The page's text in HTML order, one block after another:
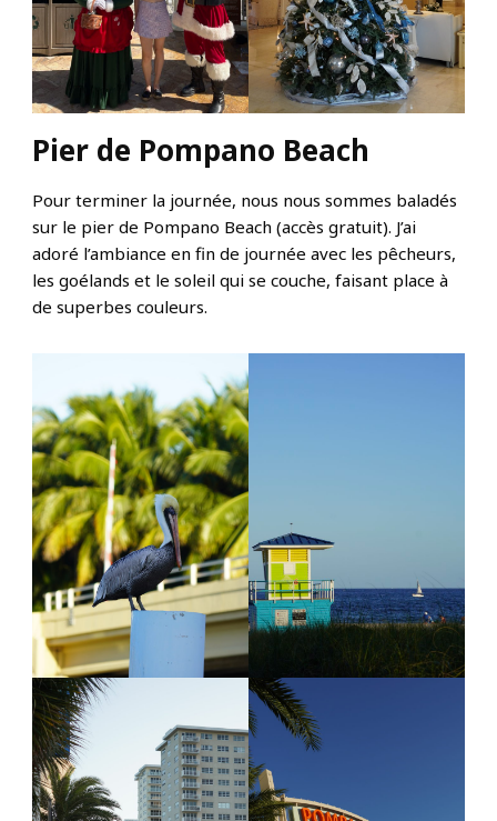
Pier de Pompano Beach
Pour terminer la journée, nous nous sommes baladés
sur le pier de Pompano Beach (accès gratuit). J’ai
adoré l’ambiance en fin de journée avec les pêcheurs,
les goélands et le soleil qui se couche, faisant place à
de superbes couleurs.